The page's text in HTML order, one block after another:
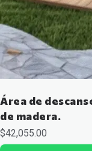
Área de
de madera.
$42,055.00